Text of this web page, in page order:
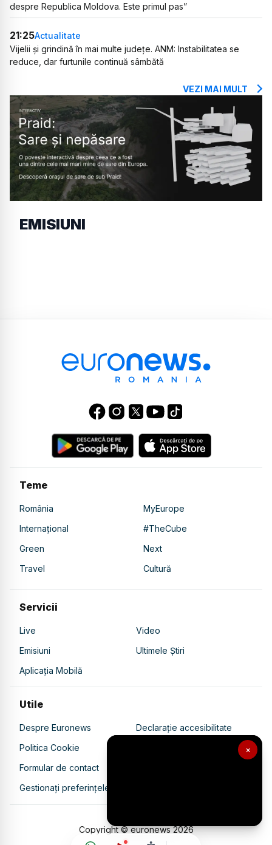
×
despre Republica Moldova. Este primul pas”
21:25Actualitate
Vijelii și grindină în mai multe județe. ANM: Instabilitatea se
reduce, dar furtunile continuă sâmbătă
VEZI MAI MULT
EMISIUNI
Teme
România
MyEurope
Internațional
#TheCube
Green
Next
Travel
Cultură
Servicii
Live
Video
Emisiuni
Ultimele Știri
Aplicația Mobilă
Utile
Despre Euronews
Declarație accesibilitate
Politica Cookie
Politica de confidențialitate
Formular de contact
Gestionați preferințele
Copyright © euronews2026